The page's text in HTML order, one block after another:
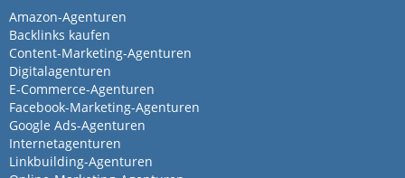
Amazon-Agenturen
Backlinks kaufen
Content-Marketing-Agenturen
Digitalagenturen
E-Commerce-Agenturen
Facebook-Marketing-Agenturen
Google Ads-Agenturen
Internetagenturen
Linkbuilding-Agenturen